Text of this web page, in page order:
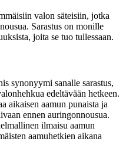
valon säteisiin, jotka
Sarastus on monille
joita se tuo tullessaan.
synonyymi sanalle sarastus,
edeltävään hetkeen.
aikaisen aamun punaista ja
ennen auringonnousua.
ilmaisu aamun
aamuhetkien aikana